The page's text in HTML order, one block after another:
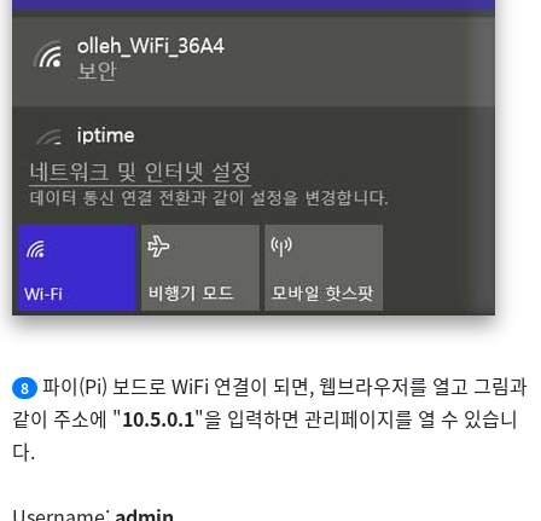
8
파이(Pi) 보드로 WiFi 연결이 되면, 웹브라우저를 열고 그림과
같이 주소에 "10.5.0.1"을 입력하면 관리페이지를 열 수 있습니
다.